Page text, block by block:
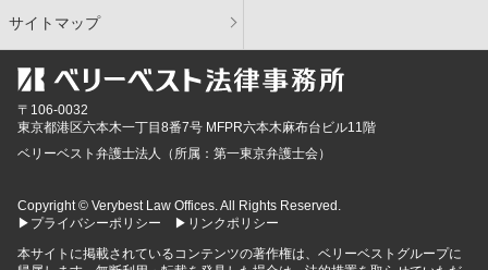
サイトマップ
〒106-0032
東京都港区六本木一丁目8番7号 MFPR六本木麻布台ビル11階
ベリーベスト弁護士法人（所属：第一東京弁護士会）
Copyright © Verybest Law Offices. All Rights Reserved.
▶プライバシーポリシー
▶リンクポリシー
本サイトに掲載されているコンテンツの著作権は、ベリーベストグループに